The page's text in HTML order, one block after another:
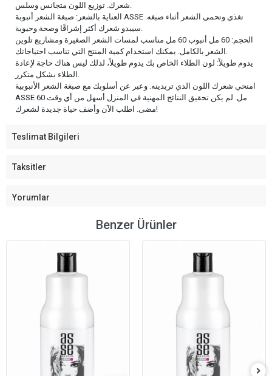
شعرك. توزيع اللون متجانس وسلس.
العناية بالشعر: صبغة الشعر أنبوبة ASSE تغذي وتحمي الشعر أثناء صبغه.
سيبدو شعرك أكثر إشراقًا وصحة وحيوية.
الحجم: 60 مل أنبوب 60 مل مناسب لمسات الشعر الصغيرة ومشاريع تلوين
الشعر بالكامل. يمكنك استخدام كمية المنتج التي تناسب احتياجاتك.
يدوم طويلاً: لون الطلاء الخاص بك يدوم طويلاً، لذلك ليس هناك حاجة لإعادة
الطلاء بشكل متكرر.
امنحي شعرك اللون الذي تريدينه. وعبر عن أسلوبك مع صبغة الشعر الأنبوبية
ASSE 60 مل. لم يكن تحقيق النتائج المهنية في المنزل أسهل من أي وقت
مضى. اطلب الآن وأضف حياة جديدة لشعرك!
Teslimat Bilgileri
Taksitler
Yorumlar
Benzer Ürünler